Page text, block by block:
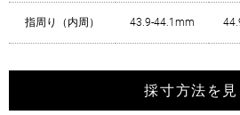
指周り（内周） 43.9-44.1mm
採寸方法を見